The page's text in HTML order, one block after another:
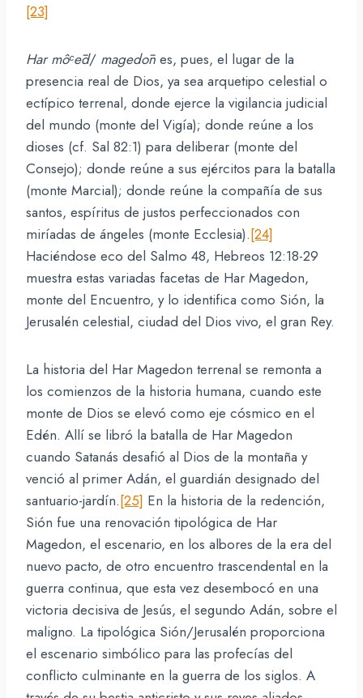
[23]
Har môᶜēd/ magedōn es, pues, el lugar de la
presencia real de Dios, ya sea arquetipo celestial o
ectípico terrenal, donde ejerce la vigilancia judicial
del mundo (monte del Vigía); donde reúne a los
dioses (cf. Sal 82:1) para deliberar (monte del
Consejo); donde reúne a sus ejércitos para la batalla
(monte Marcial); donde reúne la compañía de sus
santos, espíritus de justos perfeccionados con
miríadas de ángeles (monte Ecclesia).[24]
Haciéndose eco del Salmo 48, Hebreos 12:18-29
muestra estas variadas facetas de Har Magedon,
monte del Encuentro, y lo identifica como Sión, la
Jerusalén celestial, ciudad del Dios vivo, el gran Rey.
La historia del Har Magedon terrenal se remonta a
los comienzos de la historia humana, cuando este
monte de Dios se elevó como eje cósmico en el
Edén. Allí se libró la batalla de Har Magedon
cuando Satanás desafió al Dios de la montaña y
venció al primer Adán, el guardián designado del
santuario-jardín.[25] En la historia de la redención,
Sión fue una renovación tipológica de Har
Magedon, el escenario, en los albores de la era del
nuevo pacto, de otro encuentro trascendental en la
guerra continua, que esta vez desembocó en una
victoria decisiva de Jesús, el segundo Adán, sobre el
maligno. La tipológica Sión/Jerusalén proporciona
el escenario simbólico para las profecías del
conflicto culminante en la guerra de los siglos. A